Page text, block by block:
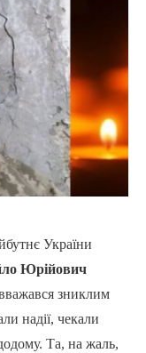
України
Юрійович
зниклим
надії, чекали
Та, на жаль,